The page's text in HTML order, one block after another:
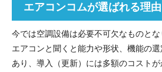
エアコンコムが選ばれる理由
今では空調設備は必要不可欠なものと
エアコンと聞くと能力や形状、機能の
あり、導入（更新）には多額のコストが